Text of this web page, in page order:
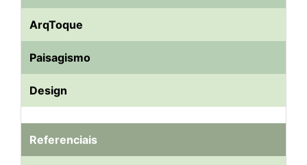
ArqToque
Paisagismo
Design
Referenciais